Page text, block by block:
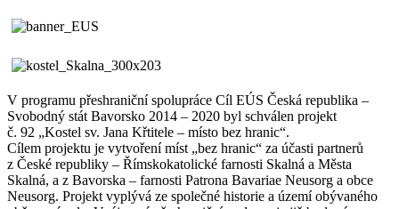
V programu přeshraniční spolupráce Cíl EÚS Česká republika –
Svobodný stát Bavorsko 2014 – 2020 byl schválen projekt
č. 92 „Kostel sv. Jana Křtitele – místo bez hranic“.
Cílem projektu je vytvoření míst „bez hranic“ za účasti partnerů
z České republiky – Římskokatolické farnosti Skalná a Města
Skalná, a z Bavorska – farnosti Patrona Bavariae Neusorg a obce
Neusorg. Projekt vyplývá ze společné historie a území obývaného